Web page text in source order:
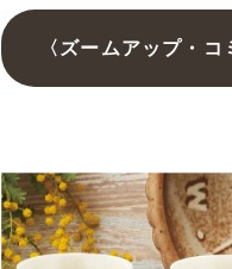
〈ズームアップ・